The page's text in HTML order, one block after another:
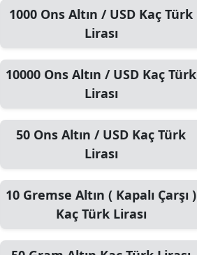
1000 Ons Altın / USD Kaç Türk
Lirası
10000 Ons Altın / USD Kaç Türk
Lirası
50 Ons Altın / USD Kaç Türk
Lirası
10 Gremse Altın ( Kapalı Çarşı )
Kaç Türk Lirası